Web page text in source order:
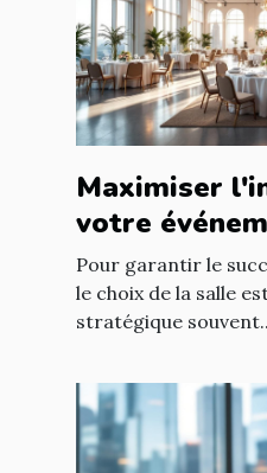
Maximiser
votre
stratégique
Pour garantir le
le choix de la salle
stratégique